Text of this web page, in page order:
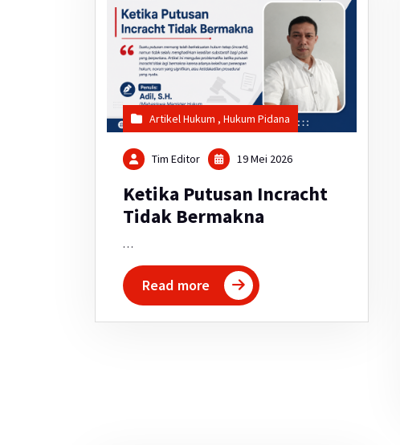
Artikel Hukum , Hukum Pidana
Tim Editor 19 Mei 2026
Ketika Putusan Incracht
Tidak Bermakna
…
Read more